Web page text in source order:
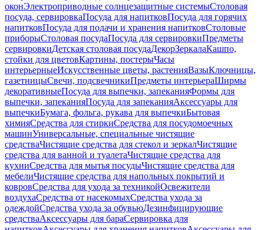
оконЭлектроприводные солнцезащитные системыСтоловая
посуда, сервировкаПосуда для напитковПосуда для горячих
напитковПосуда для подачи и хранения напитковСтоловые
приборыСтоловая посудаПосуда для сервировкиПредметы
сервировкиДетская столовая посудаДекорЗеркалаКашпо,
стойки для цветовКартины, постерыЧасы
интерьерныеИскусственные цветы, растенияВазыКлючницы,
газетницыСвечи, подсвечникиПредметы интерьераШирмы
декоративныеПосуда для выпечки, запеканияФормы для
выпечки, запеканияПосуда для запеканияАксессуары для
выпечкиБумага, фольга, рукава для выпечкиБытовая
химияСредства для стиркиСредства для посудомоечных
машинУниверсальные, специальные чистящие
средстваЧистящие средства для стекол и зеркалЧистящие
средства для ванной и туалетаЧистящие средства для
кухниСредства для мытья посудыЧистящие средства для
мебелиЧистящие средства для напольных покрытий и
ковровСредства для ухода за техникойОсвежители
воздухаСредства от насекомыхСредства ухода за
одеждойСредства ухода за обувьюДезинфицирующие
средстваАксессуары для бараСервировка для